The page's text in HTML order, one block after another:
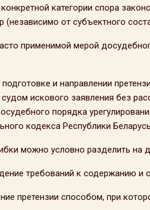
категории спора
(независимо от субъектного
применимой мерой
и направлении
судом искового заявления без
порядка
кодекса Республики
можно условно разделить на
требований к содержанию и
претензии способом, при